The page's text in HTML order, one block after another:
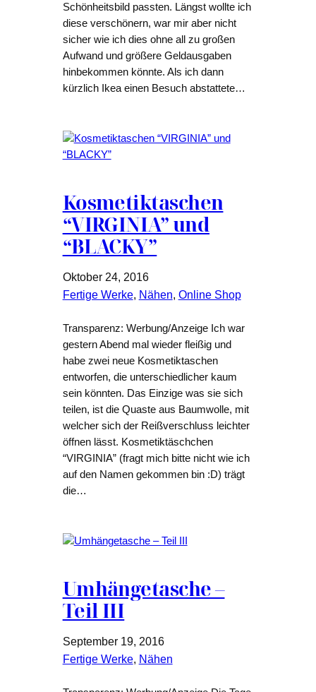
Schönheitsbild passten. Längst wollte ich
diese verschönern, war mir aber nicht
sicher wie ich dies ohne all zu großen
Aufwand und größere Geldausgaben
hinbekommen könnte. Als ich dann
kürzlich Ikea einen Besuch abstattete…
Kosmetiktaschen
“VIRGINIA” und
“BLACKY”
Oktober 24, 2016
Fertige Werke, Nähen, Online Shop
Transparenz: Werbung/Anzeige Ich war
gestern Abend mal wieder fleißig und
habe zwei neue Kosmetiktaschen
entworfen, die unterschiedlicher kaum
sein könnten. Das Einzige was sie sich
teilen, ist die Quaste aus Baumwolle, mit
welcher sich der Reißverschluss leichter
öffnen lässt. Kosmetiktäschchen
“VIRGINIA” (fragt mich bitte nicht wie ich
auf den Namen gekommen bin :D) trägt
die…
Umhängetasche –
Teil III
September 19, 2016
Fertige Werke, Nähen